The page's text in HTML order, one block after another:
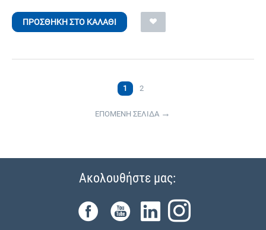
ΠΡΟΣΘΉΚΗ ΣΤΟ ΚΑΛΆΘΙ
1 2
ΕΠΟΜΕΝΗ ΣΕΛΙΔΑ
Ακολουθήστε μας: